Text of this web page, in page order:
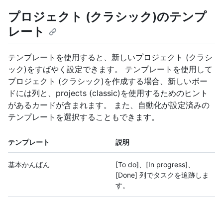
プロジェクト (クラシック)のテンプ
レート
テンプレートを使用すると、新しいプロジェクト (クラシ
ック)をすばやく設定できます。 テンプレートを使用して
プロジェクト (クラシック)を作成する場合、新しいボー
ドには列と、projects (classic)を使用するためのヒント
があるカードが含まれます。 また、自動化が設定済みの
テンプレートを選択することもできます。
テンプレート 説明
基本かんばん
[To do]、[In progress]、
[Done] 列でタスクを追跡しま
す。